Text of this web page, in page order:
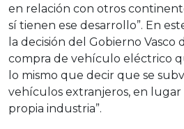
en relación con otros
sí tienen ese desarrollo”. En
la decisión del Gobierno Vasco
compra de vehículo eléctrico
lo mismo que decir que se
vehículos extranjeros, en lugar
propia industria”.